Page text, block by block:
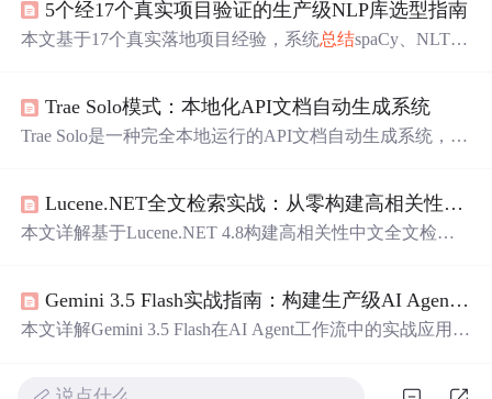
重写与CRAG容错路由，以及基于BaseStore的短周期会话
管理与长效用户画像提取。强调生产级实践，包括PII脱
5个经17个真实项目验证的生产级NLP库选型指南
本文基于17个真实落地项目经验，系统总结spaCy、NLT
手感四维度评估，剖析各库在中文处理、领域适配、部署
稳定性、内存控制及错误诊断等关键环节的表现，并给出
Trae Solo模式：本地化API文档自动生成系统
Trae Solo是一种完全本地运行的API文档自动生成系统，基
保数据不出设备，适用于金融、政务等高安全要求场景；
通过三级缓存与两级并行优化，实现47接口模块15分钟内
B，可无缝集成CI/CD。
Lucene.NET全文检索实战：从零构建高相关性中文搜索
本文详解基于Lucene.NET 4.8构建高相关性中文全文检索
DF相关性打分原理与验证、增量索引、查询优化（缓存In
dexSearcher、禁用Norms、预热）及生产避坑技巧（Luke.
力。
Gemini 3.5 Flash实战指南：构建生产级AI Agent工作流
本文详解Gemini 3.5 Flash在AI Agent工作流中的实战应用，